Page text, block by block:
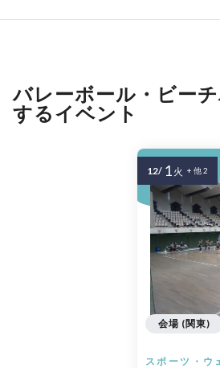
バレーボール・ビー
するイベント
スポーツ・ウ
会場 (関東)
12/ 1 火 + 他 2